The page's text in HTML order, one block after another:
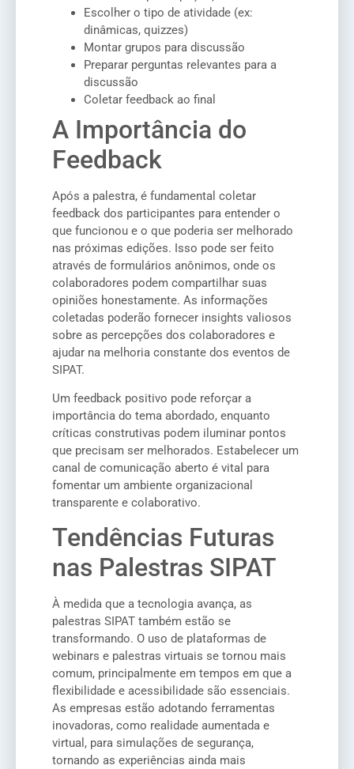
Escolher o tipo de atividade (ex:
dinâmicas, quizzes)
Montar grupos para discussão
Preparar perguntas relevantes para a
discussão
Coletar feedback ao final
A Importância do
Feedback
Após a palestra, é fundamental coletar
feedback dos participantes para entender o
que funcionou e o que poderia ser melhorado
nas próximas edições. Isso pode ser feito
através de formulários anônimos, onde os
colaboradores podem compartilhar suas
opiniões honestamente. As informações
coletadas poderão fornecer insights valiosos
sobre as percepções dos colaboradores e
ajudar na melhoria constante dos eventos de
SIPAT.
Um feedback positivo pode reforçar a
importância do tema abordado, enquanto
críticas construtivas podem iluminar pontos
que precisam ser melhorados. Estabelecer um
canal de comunicação aberto é vital para
fomentar um ambiente organizacional
transparente e colaborativo.
Tendências Futuras
nas Palestras SIPAT
À medida que a tecnologia avança, as
palestras SIPAT também estão se
transformando. O uso de plataformas de
webinars e palestras virtuais se tornou mais
comum, principalmente em tempos em que a
flexibilidade e acessibilidade são essenciais.
As empresas estão adotando ferramentas
inovadoras, como realidade aumentada e
virtual, para simulações de segurança,
tornando as experiências ainda mais